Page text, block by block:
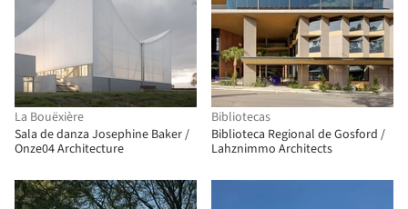
La Bouëxière
Sala de danza Josephine Baker /
Onze04 Architecture
Bibliotecas
Biblioteca Regional de Gosford /
Lahznimmo Architects